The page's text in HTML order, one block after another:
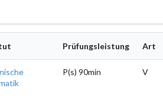
Prüfungsleistung Art
P(s) 90min V